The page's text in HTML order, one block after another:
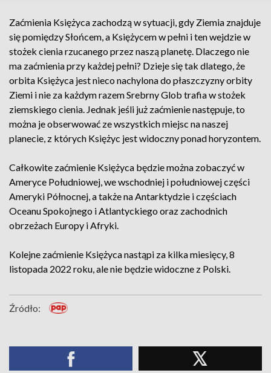
Zaćmienia Księżyca zachodzą w sytuacji, gdy Ziemia znajduje
się pomiędzy Słońcem, a Księżycem w pełni i ten wejdzie w
stożek cienia rzucanego przez naszą planetę. Dlaczego nie
ma zaćmienia przy każdej pełni? Dzieje się tak dlatego, że
orbita Księżyca jest nieco nachylona do płaszczyzny orbity
Ziemi i nie za każdym razem Srebrny Glob trafia w stożek
ziemskiego cienia. Jednak jeśli już zaćmienie następuje, to
można je obserwować ze wszystkich miejsc na naszej
planecie, z których Księżyc jest widoczny ponad horyzontem.
Całkowite zaćmienie Księżyca będzie można zobaczyć w
Ameryce Południowej, we wschodniej i południowej części
Ameryki Północnej, a także na Antarktydzie i częściach
Oceanu Spokojnego i Atlantyckiego oraz zachodnich
obrzeżach Europy i Afryki.
Kolejne zaćmienie Księżyca nastąpi za kilka miesięcy, 8
listopada 2022 roku, ale nie będzie widoczne z Polski.
Źródło: